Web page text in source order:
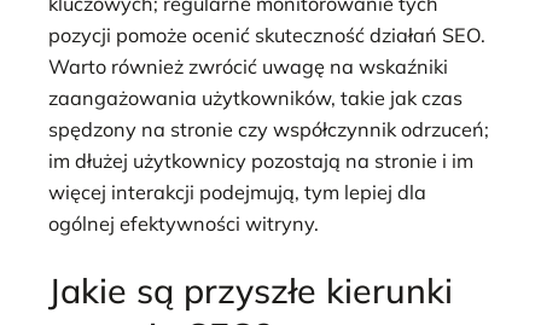
pozycji pomoże ocenić skuteczność działań SEO.
Warto również zwrócić uwagę na wskaźniki
zaangażowania użytkowników, takie jak czas
spędzony na stronie czy współczynnik odrzuceń;
im dłużej użytkownicy pozostają na stronie i im
więcej interakcji podejmują, tym lepiej dla
ogólnej efektywności witryny.
Jakie są przyszłe kierunki